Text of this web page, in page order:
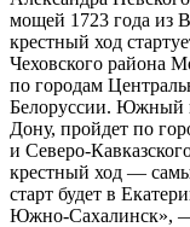
мощей 1723 года из
крестный ход
Чеховского района
по городам
Белоруссии. Южный
Дону, пройдет по
и Северо-
крестный ход —
старт будет в
Южно-Сахалинск», —